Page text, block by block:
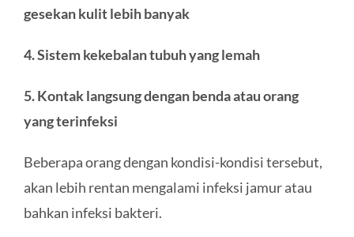
gesekan kulit lebih banyak
4. Sistem kekebalan tubuh yang lemah
5. Kontak langsung dengan benda atau orang
yang terinfeksi
Beberapa orang dengan kondisi-kondisi tersebut,
akan lebih rentan mengalami infeksi jamur atau
bahkan infeksi bakteri.